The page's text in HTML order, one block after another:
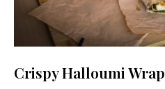
Crispy Halloumi Wrap